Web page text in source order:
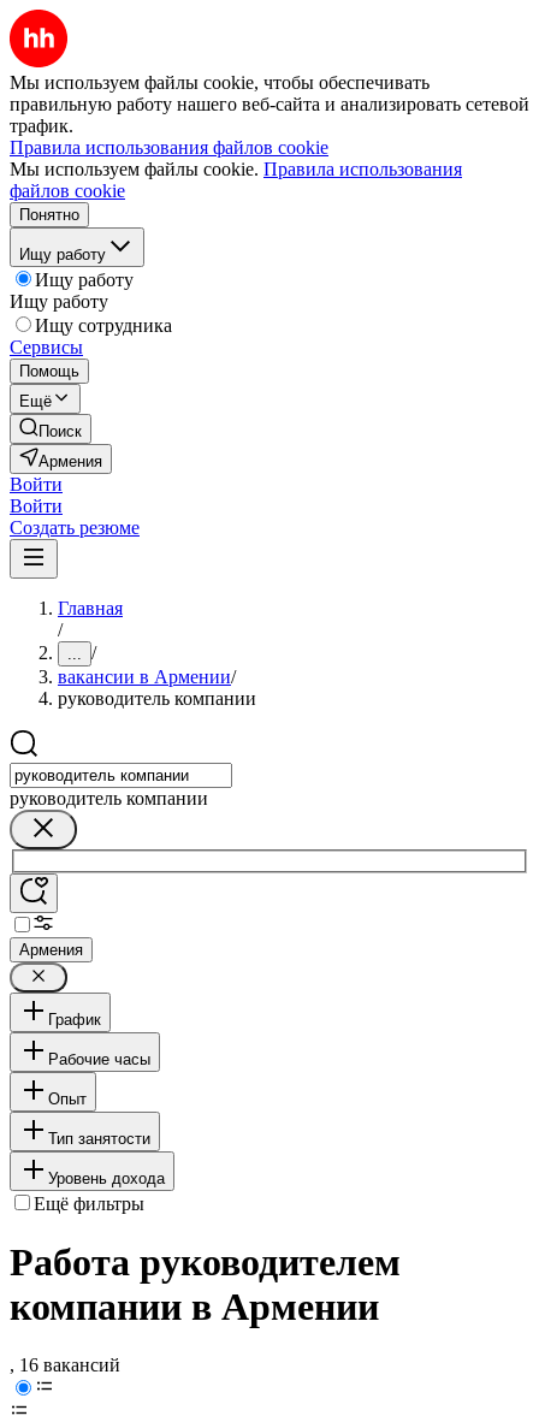
Мы используем файлы cookie, чтобы обеспечивать
правильную работу нашего веб-сайта и анализировать сетевой
трафик.
Правила использования файлов cookie
Мы используем файлы cookie. Правила использования
файлов cookie
Понятно
Ищу работу
Ищу работу
Ищу работу
Ищу сотрудника
Сервисы
Помощь
Ещё
Поиск
Армения
Войти
Войти
Создать резюме
Главная
/
... /
вакансии в Армении/
руководитель компании
руководитель компании
Армения
График
Рабочие часы
Опыт
Тип занятости
Уровень дохода
Ещё фильтры
Работа руководителем
компании в Армении
, 16 вакансий